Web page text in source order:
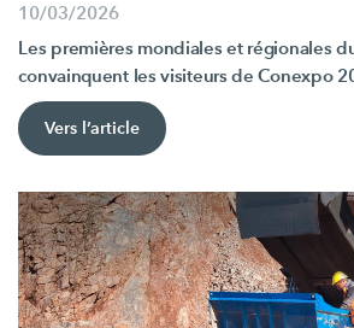
10/03/2026
Les premières mondiales et régionales
convainquent les visiteurs de Conexpo
Vers l’article